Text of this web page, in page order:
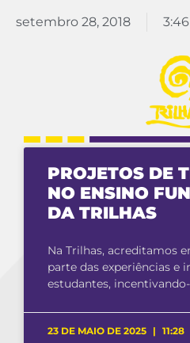
setembro 28, 2018
PROJETOS DE
NO ENSINO
DA TRILHAS
Na Trilhas, acreditamos
parte das experiências e
estudantes, incentivando-
23 DE MAIO DE 2025 11:28